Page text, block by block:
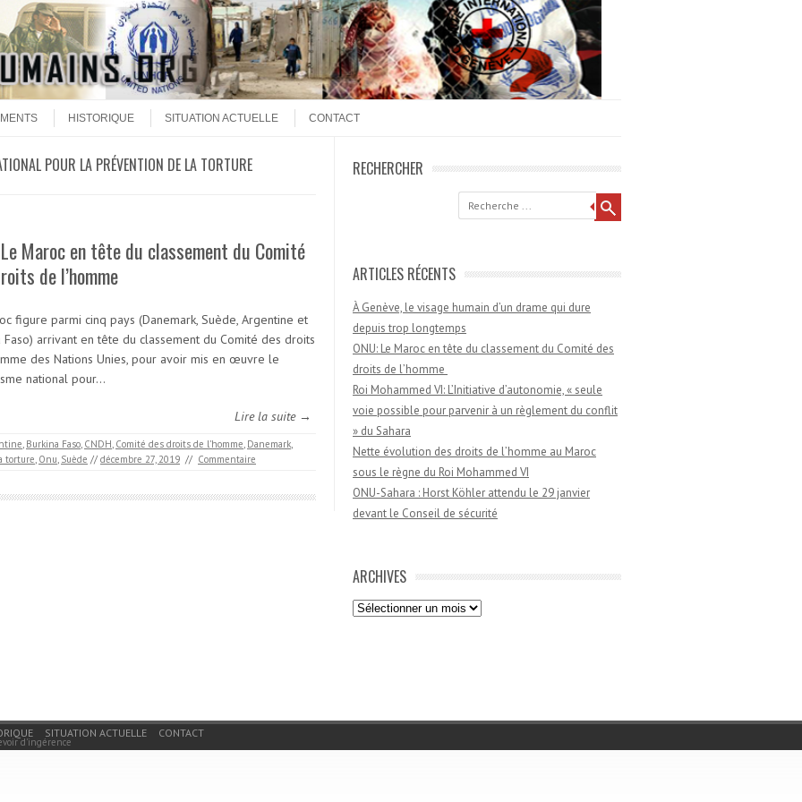
HISTORIQUE SITUATION ACTUELLE CONTACT
POUR LA PRÉVENTION DE LA TORTURE
Le Maroc en tête du classement du Comité
de l’homme
figure parmi cinq pays (Danemark, Suède, Argentine et
Faso) arrivant en tête du classement du Comité des droits
des Nations Unies, pour avoir mis en œuvre le
national pour…
Lire la suite →
, Burkina Faso, CNDH, Comité des droits de l’homme, Danemark,
torture, Onu, Suède // décembre 27, 2019 // Commentaire
RECHERCHER
ARTICLES RÉCENTS
À Genève, le visage humain d’un drame qui dure
depuis trop longtemps
ONU: Le Maroc en tête du classement du Comité des
droits de l’homme
Roi Mohammed VI: L’Initiative d’autonomie, « seule
voie possible pour parvenir à un règlement du conflit
» du Sahara
Nette évolution des droits de l’homme au Maroc
sous le règne du Roi Mohammed VI
ONU-Sahara : Horst Köhler attendu le 29 janvier
devant le Conseil de sécurité
ARCHIVES
Archives
SITUATION ACTUELLE CONTACT
d'ingérence